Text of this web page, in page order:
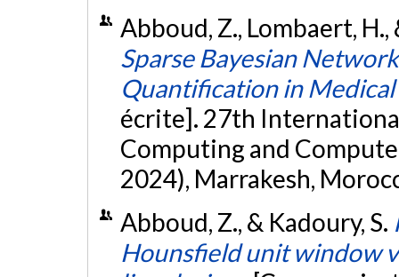
Abboud, Z., Lombaert,
Sparse Bayesian
Quantification in Medical
écrite]. 27th
Computing and
2024), Marrakesh,
Abboud, Z., & Kadoury, S.
Hounsfield unit window